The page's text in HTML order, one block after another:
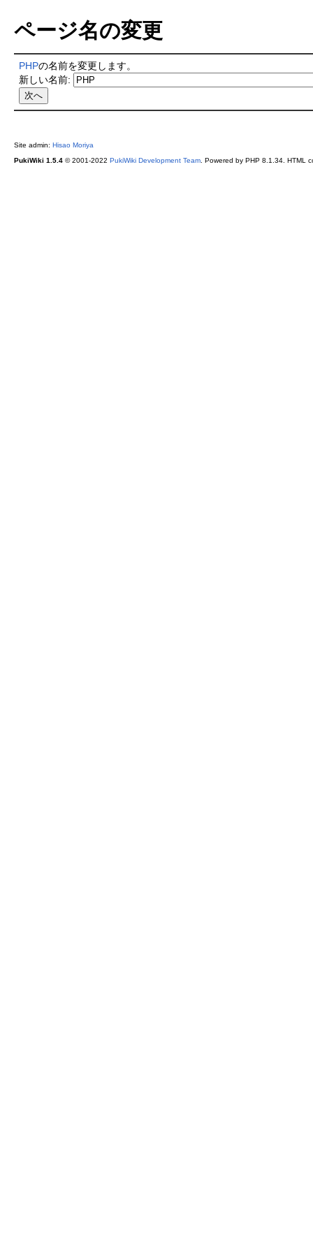
ページ名の変更
PHPの名前を変更します。
新しい名前:
Site admin: Hisao Moriya
PukiWiki 1.5.4© 2001-2022 PukiWiki Development Team. Powered by PHP 8.1.34. HTML